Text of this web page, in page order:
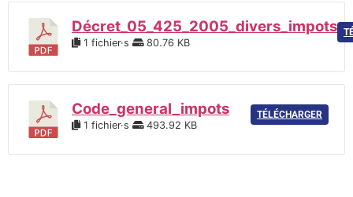
Décret_05_425_2005_divers_impots
1 fichier·s 80.76 KB
Code_general_impots
1 fichier·s 493.92 KB
TÉLÉCHARGER